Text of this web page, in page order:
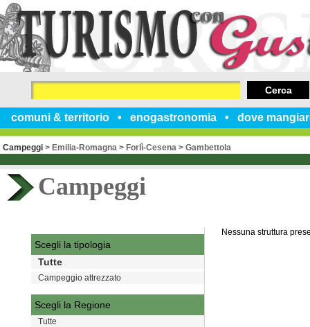
comuni & territorio enogastronomia dove
Cerca
Campeggi > Emilia-Romagna > Forlì-Cesena > Gambettola
Campeggi
Nessuna struttura
Scegli la tipologia
Tutte
Campeggio attrezzato
Scegli la Regione
Tutte